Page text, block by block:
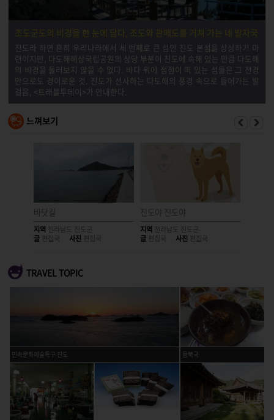
조도군도의 비경을 한 눈에 담다, 조도와 관매도를 거쳐 가는 네 발자국
진도라 하면 흔히 우리나라에서 세 번째로 큰 섬인 진도 본섬을 상상하기 마
련이지만, 다도해해상국립공원의 상당 부분이 진도에 속해 있는 만큼 다도해
의 비경을 둘러보지 않을 수 없다. 바다 위에 점점이 떠 있는 섬들은 그 전경
만으로도 경이로운 것. 진도가 선사하는 다도해의 풍경 속으로 들어가는 발
걸음, <트래블투데이>가 안내한다.
느껴보기
바닷길
지역 전라남도 진도군
글 편집국 사진 편집국
진도야 진도야
지역 전라남도 진도군
글 편집국 사진 편집국
TRAVEL TOPIC
민속문화예술특구 진도 듬북국